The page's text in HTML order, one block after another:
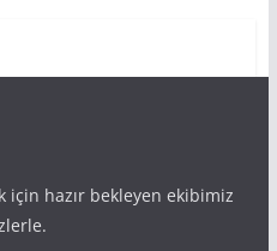
için hazır bekleyen ekibimiz